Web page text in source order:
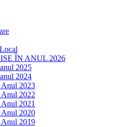
ÎN ANUL 2026
2025
2024
Anul 2023
2022
2021
Anul 2020
Anul 2019